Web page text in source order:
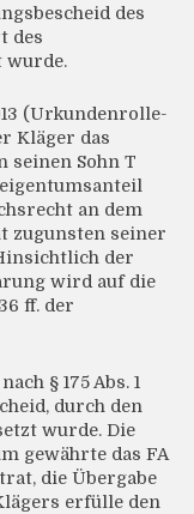
des
des
wurde.
(Urkundenrolle-
Kläger das
seinen Sohn T
an dem
zugunsten seiner
der
wird auf die
ff. der
§ 175 Abs. 1
durch den
wurde. Die
gewährte das FA
die Übergabe
erfülle den